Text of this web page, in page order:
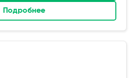
Подробнее